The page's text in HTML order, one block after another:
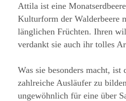
Attila ist eine
Kulturform der Walderbeere
länglichen Früchten. Ihren
verdankt sie auch ihr tolles
Was sie besonders macht, ist
zahlreiche Ausläufer zu
ungewöhnlich für eine über